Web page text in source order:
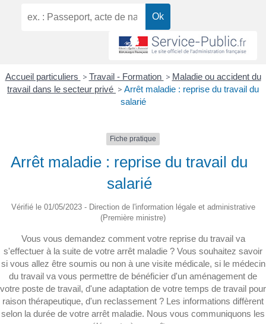
Accueil particuliers > Travail - Formation > Maladie ou accident du
travail dans le secteur privé > Arrêt maladie : reprise du travail du
salarié
Fiche pratique
Arrêt maladie : reprise du travail du
salarié
Vérifié le 01/05/2023 - Direction de l'information légale et administrative
(Première ministre)
Vous vous demandez comment votre reprise du travail va
s'effectuer à la suite de votre arrêt maladie ? Vous souhaitez savoir
si vous allez être soumis ou non à une visite médicale, si le médecin
du travail va vous permettre de bénéficier d'un aménagement de
votre poste de travail, d'une adaptation de votre temps de travail pour
raison thérapeutique, d'un reclassement ? Les informations diffèrent
selon la durée de votre arrêt maladie. Nous vous communiquons les